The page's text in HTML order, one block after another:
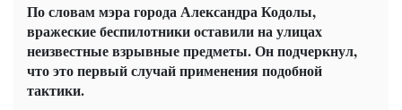
По словам мэра города Александра Кодолы,
вражеские беспилотники оставили на улицах
неизвестные взрывные предметы. Он подчеркнул,
что это первый случай применения подобной
тактики.